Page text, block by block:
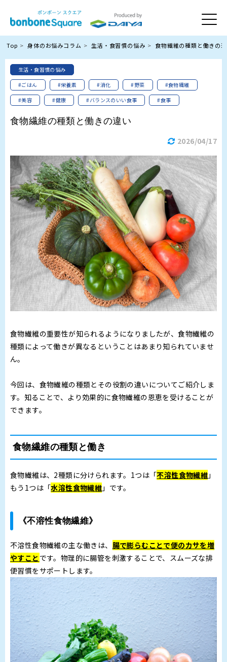
Top 身体のお悩みコラム 生活・食習慣の悩み 食物繊維の種類と働きの
生活・食習慣の悩み
#ごはん
#栄養素 #消化 #野菜
#食物繊維
#美容
#健康 #バランスのいい食事 #食事
食物繊維の種類と働きの違い
2026/04/17
食物繊維の重要性が知られるようになりましたが、食物繊維の
種類によって働きが異なるということはあまり知られていませ
ん。
今回は、食物繊維の種類とその役割の違いについてご紹介しま
す。知ることで、より効果的に食物繊維の恩恵を受けることが
できます。
食物繊維の種類と働き
食物繊維は、2種類に分けられます。1つは「不溶性食物繊維 」
もう1つは「水溶性食物繊維 」です。
《不溶性食物繊維》
不溶性食物繊維の主な働きは、 腸で膨らむことで便のカサを増
やすこと です。物理的に腸管を刺激することで、スムーズな排
便習慣をサポートします。